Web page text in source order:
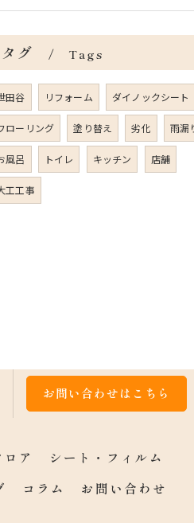
タグ Tags
田谷 リフォーム ダイノックシート
ローリング 塗り替え 劣化 雨漏
風呂 トイレ キッチン 店舗
工工事
お問い合わせはこちら
ア
シート・フィルム
コラム
お問い合わせ